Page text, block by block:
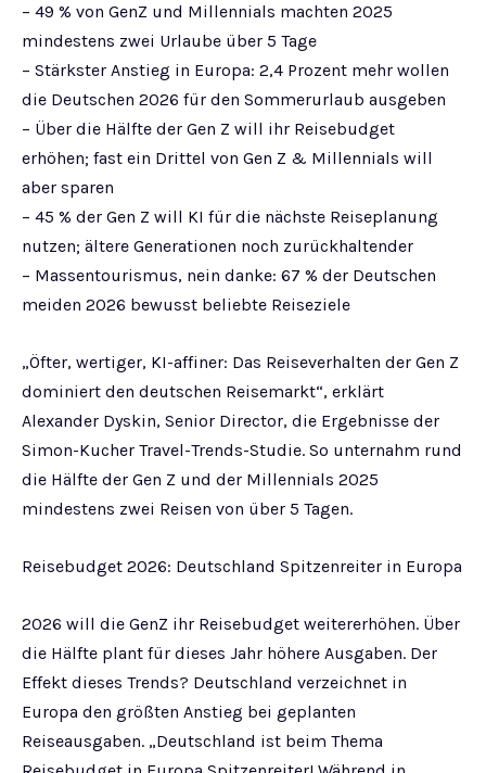
– 49 % von GenZ und Millennials machten 2025
mindestens zwei Urlaube über 5 Tage
– Stärkster Anstieg in Europa: 2,4 Prozent mehr wollen
die Deutschen 2026 für den Sommerurlaub ausgeben
– Über die Hälfte der Gen Z will ihr Reisebudget
erhöhen; fast ein Drittel von Gen Z & Millennials will
aber sparen
– 45 % der Gen Z will KI für die nächste Reiseplanung
nutzen; ältere Generationen noch zurückhaltender
– Massentourismus, nein danke: 67 % der Deutschen
meiden 2026 bewusst beliebte Reiseziele
„Öfter, wertiger, KI-affiner: Das Reiseverhalten der Gen Z
dominiert den deutschen Reisemarkt“, erklärt
Alexander Dyskin, Senior Director, die Ergebnisse der
Simon-Kucher Travel-Trends-Studie. So unternahm rund
die Hälfte der Gen Z und der Millennials 2025
mindestens zwei Reisen von über 5 Tagen.
Reisebudget 2026: Deutschland Spitzenreiter in Europa
2026 will die GenZ ihr Reisebudget weitererhöhen. Über
die Hälfte plant für dieses Jahr höhere Ausgaben. Der
Effekt dieses Trends? Deutschland verzeichnet in
Europa den größten Anstieg bei geplanten
Reiseausgaben. „Deutschland ist beim Thema